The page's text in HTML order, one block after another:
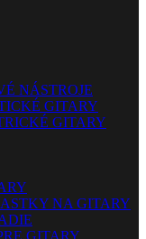
NÁSTROJE
GITARY
GITARY
NA GITARY
GITARY